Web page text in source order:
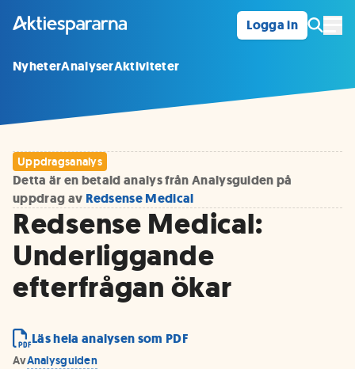
Logga in
NyheterAnalyserAktiviteter
Uppdragsanalys
Detta är en betald analys från Analysguiden på
uppdrag av Redsense Medical
Redsense Medical:
Underliggande
efterfrågan ökar
Läs hela analysen som PDF
AvAnalysguiden